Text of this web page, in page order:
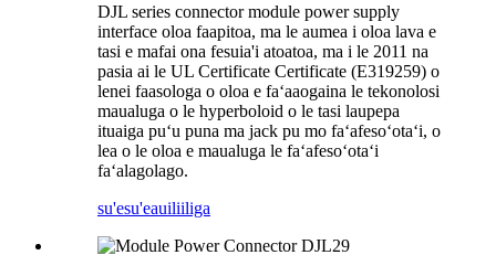
DJL series connector module power supply
interface oloa faapitoa, ma le aumea i oloa lava e
tasi e mafai ona fesuia'i atoatoa, ma i le 2011 na
pasia ai le UL Certificate Certificate (E319259) o
lenei faasologa o oloa e faʻaaogaina le tekonolosi
maualuga o le hyperboloid o le tasi laupepa
ituaiga puʻu puna ma jack pu mo faʻafesoʻotaʻi, o
lea o le oloa e maualuga le faʻafesoʻotaʻi
faʻalagolago.
su'esu'eauiliiliga